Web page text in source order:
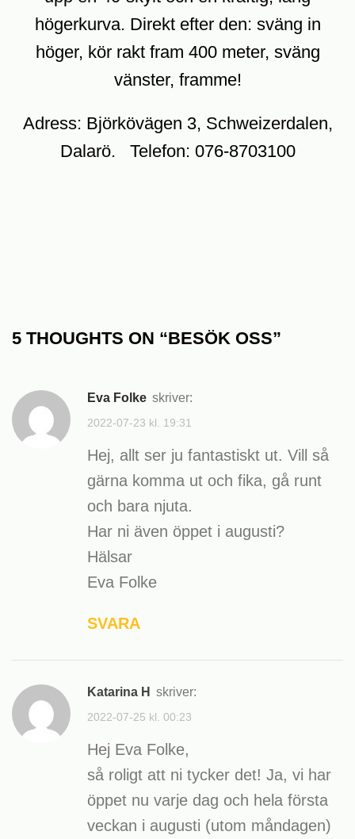
högerkurva. Direkt efter den: sväng in
höger, kör rakt fram 400 meter, sväng
vänster, framme!
Adress: Björkövägen 3, Schweizerdalen,
Dalarö. Telefon: 076-8703100
5 THOUGHTS ON “BESÖK OSS”
Eva Folke skriver:
2022-07-23 kl. 19:31
Hej, allt ser ju fantastiskt ut. Vill så
gärna komma ut och fika, gå runt
och bara njuta.
Har ni även öppet i augusti?
Hälsar
Eva Folke
SVARA
Katarina H skriver:
2022-07-25 kl. 00:23
Hej Eva Folke,
så roligt att ni tycker det! Ja, vi har
öppet nu varje dag och hela första
veckan i augusti (utom måndagen)